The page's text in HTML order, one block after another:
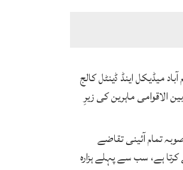
آباد میڈیکل اینڈ ڈینٹل کالج
الاقوامی ماہرین کی زیرِ
پروگرام شروع
صوبہ تمام آئینی تقاضے
ہے، سب سے پہلے ہزارہ